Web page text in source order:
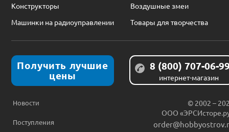
Конструкторы
Воздушные змеи
Машинки на радиоуправлении
Товары для творчества
Получить лучшие
цены
8 (800) 707-06-
интернет-магазин
Новости
Поступления
© 2002 –
ООО